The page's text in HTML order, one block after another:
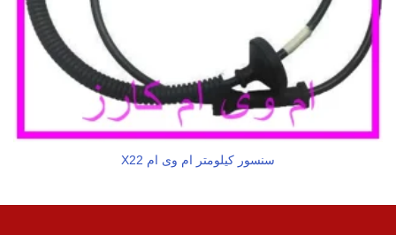
سنسور كيلومتر ام وی ام X22